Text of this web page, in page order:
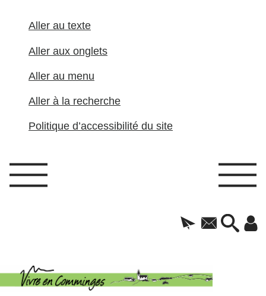
Aller au texte
Aller aux onglets
Aller au menu
Aller à la recherche
Politique d’accessibilité du site